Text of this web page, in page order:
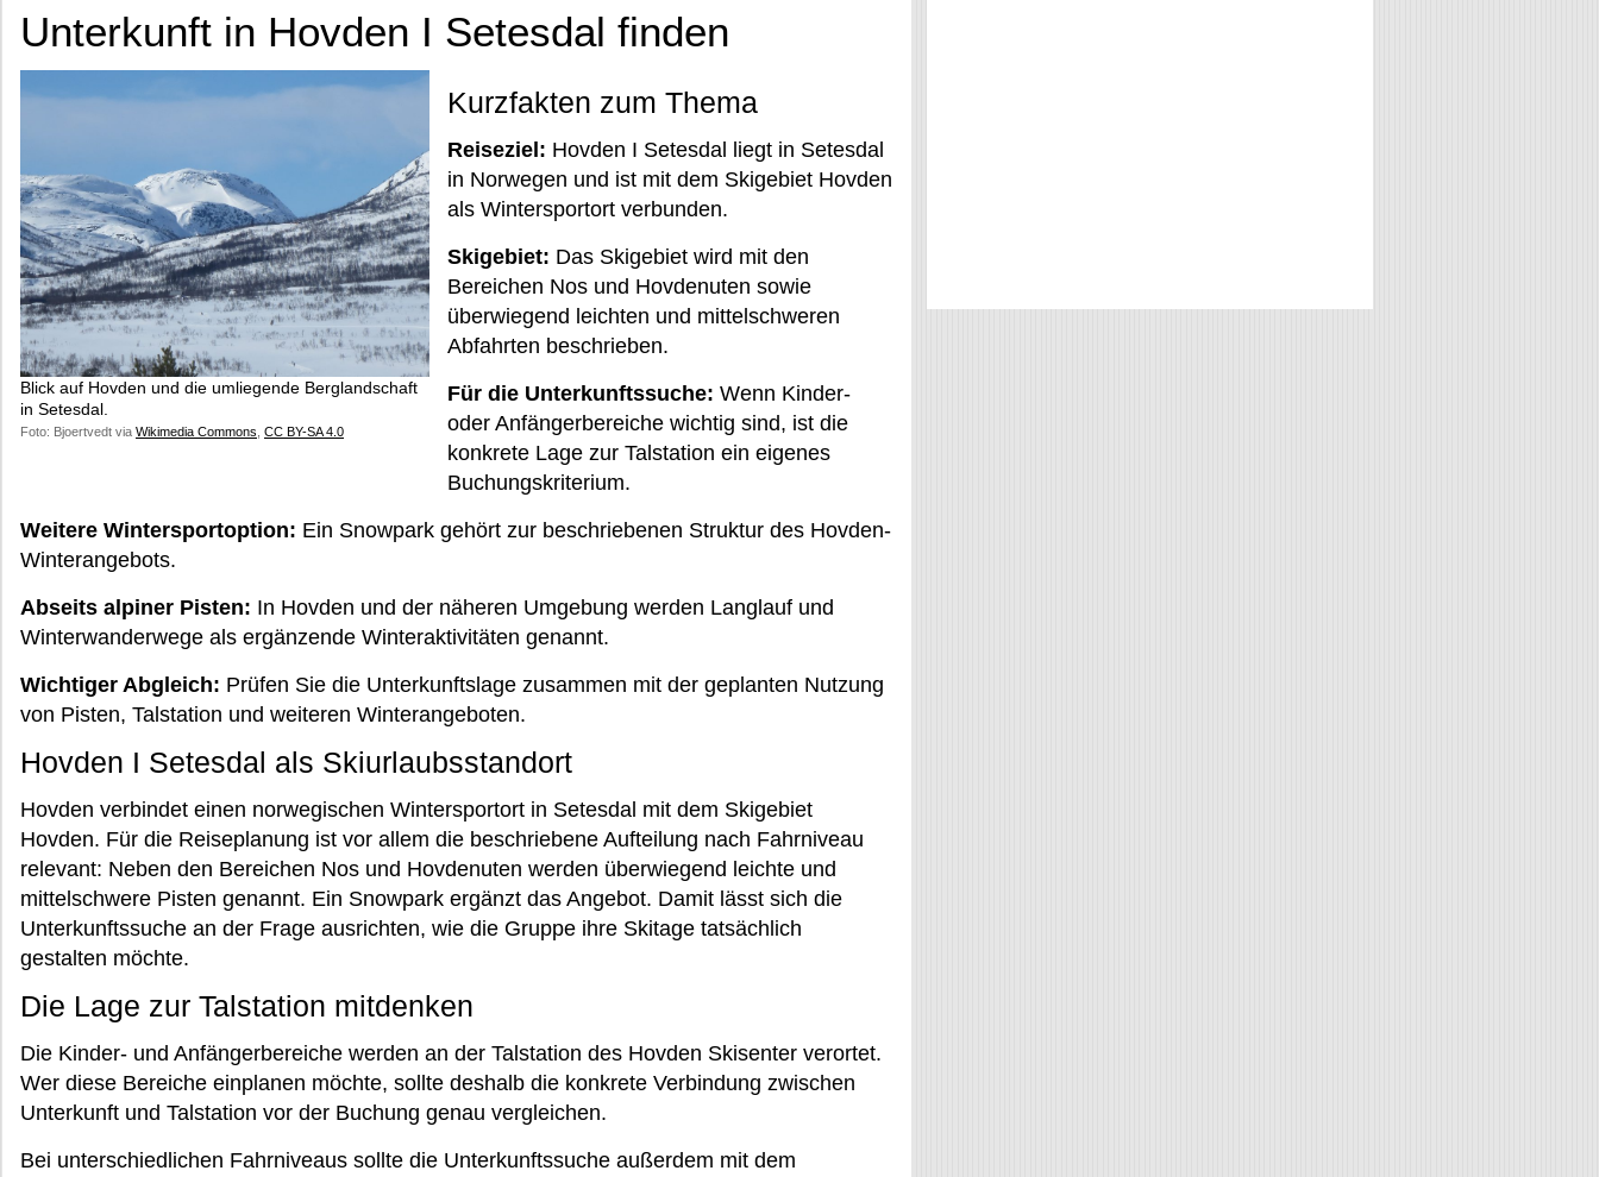
Unterkunft in Hovden I Setesdal finden
Blick auf Hovden und die umliegende Berglandschaft
in Setesdal.
Foto: Bjoertvedt via Wikimedia Commons CC BY-SA 4.0
Kurzfakten zum Thema
Reiseziel: Hovden I Setesdal liegt in Setesdal
in Norwegen und ist mit dem Skigebiet Hovden
als Wintersportort verbunden.
Skigebiet: Das Skigebiet wird mit den
Bereichen Nos und Hovdenuten sowie
überwiegend leichten und mittelschweren
Abfahrten beschrieben.
Für die Unterkunftssuche: Wenn Kinder-
oder Anfängerbereiche wichtig sind, ist die
konkrete Lage zur Talstation ein eigenes
Buchungskriterium.
Weitere Wintersportoption: Ein Snowpark gehört zur beschriebenen Struktur des Hovden-
Winterangebots.
Abseits alpiner Pisten: In Hovden und der näheren Umgebung werden Langlauf und
Winterwanderwege als ergänzende Winteraktivitäten genannt.
Wichtiger Abgleich: Prüfen Sie die Unterkunftslage zusammen mit der geplanten Nutzung
von Pisten, Talstation und weiteren Winterangeboten.
Hovden I Setesdal als Skiurlaubsstandort
Hovden verbindet einen norwegischen Wintersportort in Setesdal mit dem Skigebiet
Hovden. Für die Reiseplanung ist vor allem die beschriebene Aufteilung nach Fahrniveau
relevant: Neben den Bereichen Nos und Hovdenuten werden überwiegend leichte und
mittelschwere Pisten genannt. Ein Snowpark ergänzt das Angebot. Damit lässt sich die
Unterkunftssuche an der Frage ausrichten, wie die Gruppe ihre Skitage tatsächlich
gestalten möchte.
Die Lage zur Talstation mitdenken
Die Kinder- und Anfängerbereiche werden an der Talstation des Hovden Skisenter verortet.
Wer diese Bereiche einplanen möchte, sollte deshalb die konkrete Verbindung zwischen
Unterkunft und Talstation vor der Buchung genau vergleichen.
Bei unterschiedlichen Fahrniveaus sollte die Unterkunftssuche außerdem mit dem